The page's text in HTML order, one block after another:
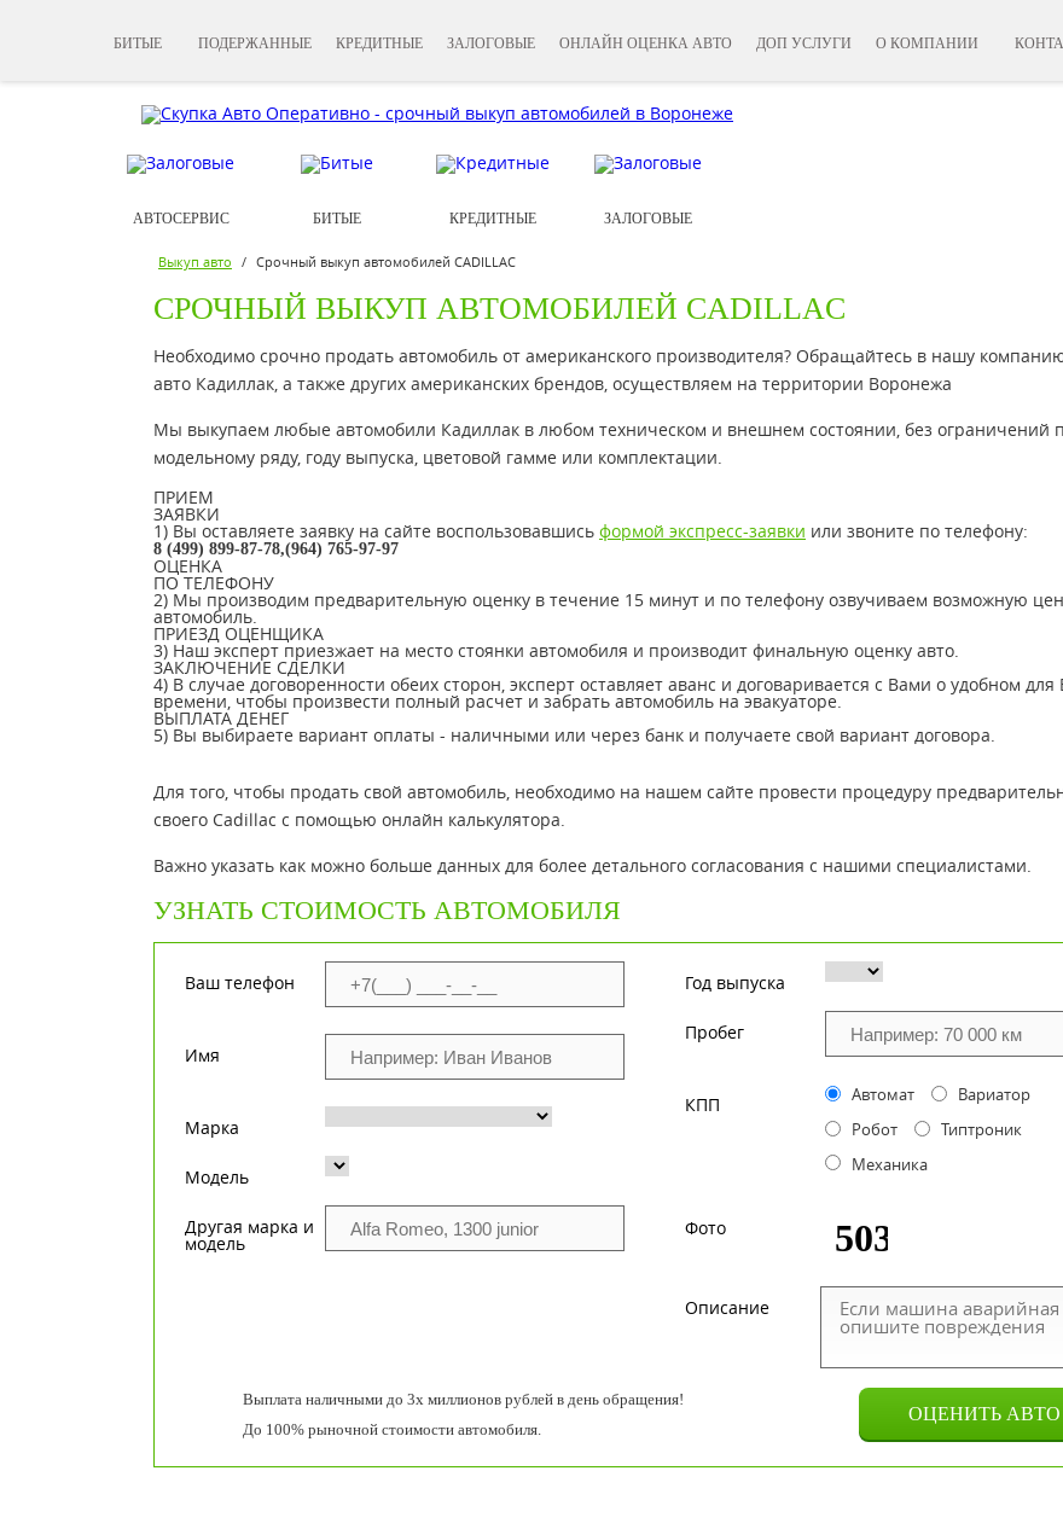
БИТЫЕ ПОДЕРЖАННЫЕ КРЕДИТНЫЕ ЗАЛОГОВЫЕ ОНЛАЙН ОЦЕНКА АВТО ДОП УСЛУГИ О КОМПАНИИ
АВТОСЕРВИС БИТЫЕ КРЕДИТНЫЕ ЗАЛОГОВЫЕ
Выкуп авто / Срочный выкуп автомобилей CADILLAC
СРОЧНЫЙ ВЫКУП АВТОМОБИЛЕЙ CADILLAC
Необходимо срочно продать автомобиль от американского производителя? Обращайтесь в нашу
авто Кадиллак, а также других американских брендов, осуществляем на территории Воронежа
Мы выкупаем любые автомобили Кадиллак в любом техническом и внешнем состоянии, без ограничений
модельному ряду, году выпуска, цветовой гамме или комплектации.
ПРИЕМ
ЗАЯВКИ
1) Вы оставляете заявку на сайте воспользовавшись формой экспресс-заявки или звоните по телефону:
8 (499) 899-87-78,(964) 765-97-97
ОЦЕНКА
ПО ТЕЛЕФОНУ
2) Мы производим предварительную оценку в течение 15 минут и по телефону озвучиваем возможную
автомобиль.
ПРИЕЗД ОЦЕНЩИКА
3) Наш эксперт приезжает на место стоянки автомобиля и производит финальную оценку авто.
ЗАКЛЮЧЕНИЕ СДЕЛКИ
4) В случае договоренности обеих сторон, эксперт оставляет аванс и договаривается с Вами о удобном для
времени, чтобы произвести полный расчет и забрать автомобиль на эвакуаторе.
ВЫПЛАТА ДЕНЕГ
5) Вы выбираете вариант оплаты - наличными или через банк и получаете свой вариант договора.
Для того, чтобы продать свой автомобиль, необходимо на нашем сайте провести процедуру
своего Cadillac с помощью онлайн калькулятора.
Важно указать как можно больше данных для более детального согласования с нашими специалистами.
УЗНАТЬ СТОИМОСТЬ АВТОМОБИЛЯ
Ваш телефон
Имя
Марка
Модель
Другая марка и
модель
Год выпуска
Пробег
КПП Автомат
Вариатор
Робот
Типтроник
Механика
Фото
Описание
Выплата наличными до 3х миллионов рублей в день обращения!
До 100% рыночной стоимости автомобиля.